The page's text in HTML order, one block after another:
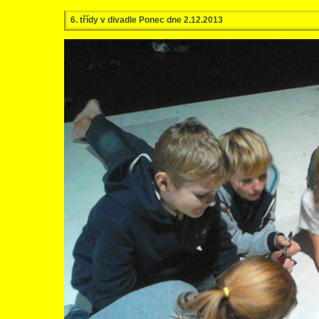
6. třídy v divadle Ponec dne 2.12.2013